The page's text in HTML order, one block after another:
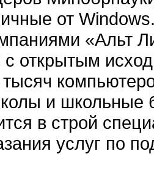
от
«Альт
открытым
и школьные
в строй
услуг по